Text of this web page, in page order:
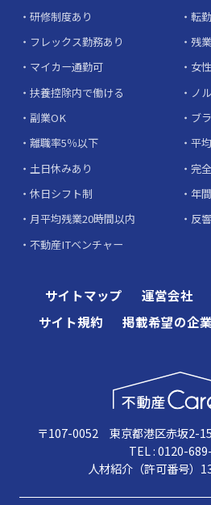
研修制度あり
転
フレックス勤務あり
残
マイカー通勤可
女
扶養控除内で働ける
ノ
副業OK
ブ
離職率5％以下
平
土日休みあり
完
休日シフト制
年
月平均残業20時間以内
反
不動産ITベンチャー
サイトマップ 運営会社
サイト規約
掲載希望の企
〒107-0052 東京都港区赤坂2-
TEL : 0120-
人材紹介（許可番号）